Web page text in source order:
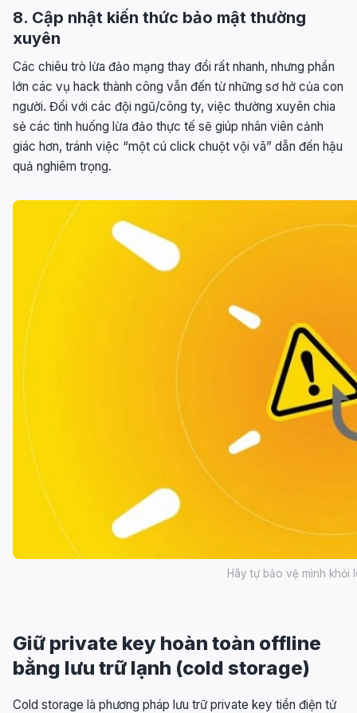
8. Cập nhật kiến thức bảo mật thường
xuyên
Các chiêu trò lừa đảo mạng thay đổi rất nhanh, nhưng phần
lớn các vụ hack thành công vẫn đến từ những sơ hở của con
người. Đối với các đội ngũ/công ty, việc thường xuyên chia
sẻ các tình huống lừa đảo thực tế sẽ giúp nhân viên cảnh
giác hơn, tránh việc “một cú click chuột vội vã” dẫn đến hậu
quả nghiêm trọng.
Hãy tự bảo vệ mình khỏi
Giữ private key hoàn toàn offline
bằng lưu trữ lạnh (cold storage)
Cold storage là phương pháp lưu trữ private key tiền điện tử